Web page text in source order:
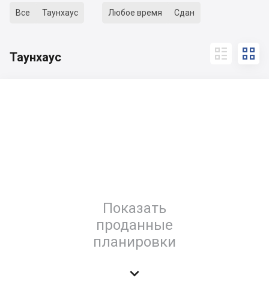
Все Таунхаус Любое время Сдан
Таунхаус  
Показать
проданные
планировки
